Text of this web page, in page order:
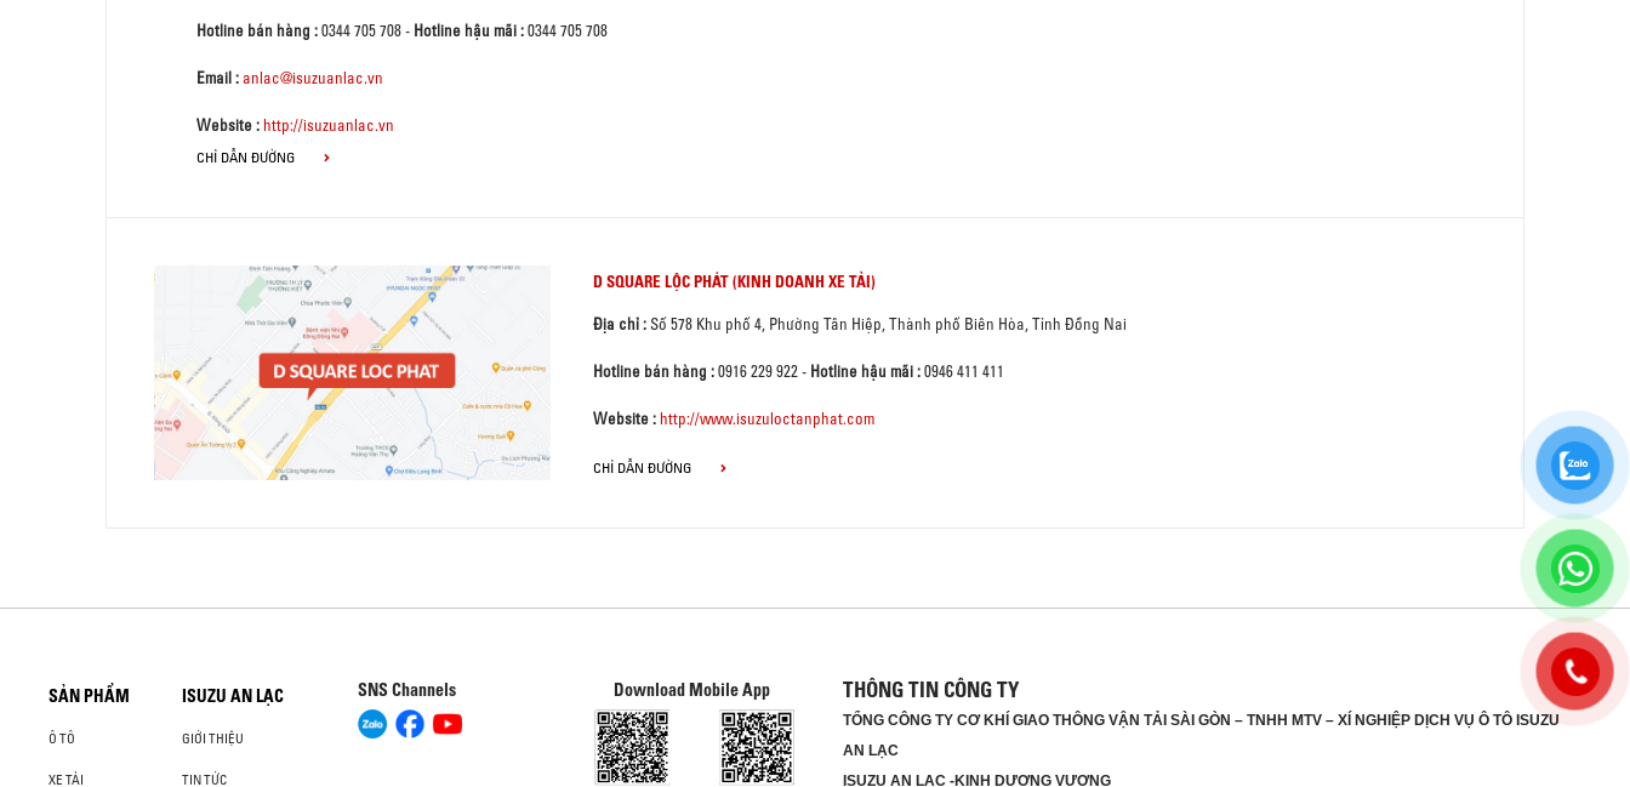
Hotline bán hàng :0344 705 708- Hotline hậu mãi :0344 705 708
Email :anlac@isuzuanlac.vn
Website : http://isuzuanlac.vn
CHỈ DẪN ĐƯỜNG
D SQUARE LỘC PHÁT (KINH DOANH XE TẢI)
Địa chỉ :Số 578 Khu phố 4, Phường Tân Hiệp, Thành phố Biên Hòa, Tỉnh Đồng Nai
Hotline bán hàng :0916 229 922- Hotline hậu mãi :0946 411 411
Website : http://www.isuzuloctanphat.com
CHỈ DẪN ĐƯỜNG
SẢN PHẨM
Ô TÔ
XE TẢI
ISUZU AN LẠC
GIỚI THIỆU
TIN TỨC
SNS Channels Download Mobile App THÔNG TIN CÔNG TY
TỔNG CÔNG TY CƠ KHÍ GIAO THÔNG VẬN TẢI SÀI GÒN – TNHH MTV – XÍ NGHIỆP DỊCH VỤ Ô TÔ ISUZU
AN LẠC
ISUZU AN LẠC -KINH DƯƠNG VƯƠNG